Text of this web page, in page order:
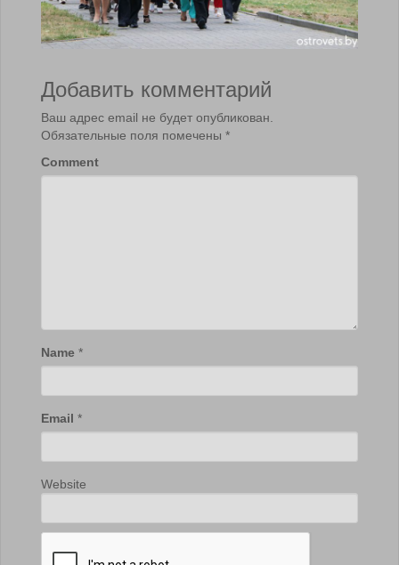
Добавить комментарий
Ваш адрес email не будет опубликован.
Обязательные поля помечены *
Comment
Name *
Email *
Website